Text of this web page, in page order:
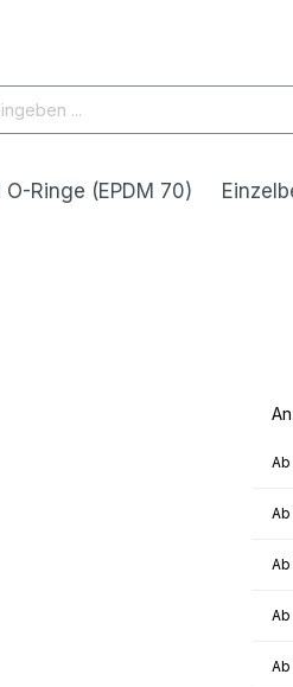
O-Ringe (EPDM 70)
Ab
Ab
Ab
Ab
Ab